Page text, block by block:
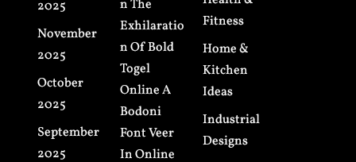
2025
November
2025
October
2025
September
2025
n The
Exhilaratio
n Of Bold
Togel
Online A
Bodoni
Font Veer
In Online
Fitness
Home &
Kitchen
Ideas
Industrial
Designs